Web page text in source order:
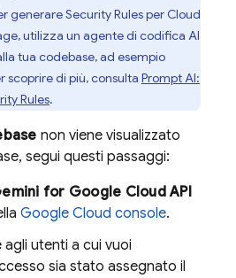
generareSecurity Rulesper Cloud
, utilizza un agente di codifica AI
tua codebase, ad esempio
scoprire di più, consulta Prompt AI:
Rules.
non viene visualizzato
, segui questi passaggi:
for Google Cloud API
Google Cloud console.
utenti a cui vuoi
sia stato assegnato il